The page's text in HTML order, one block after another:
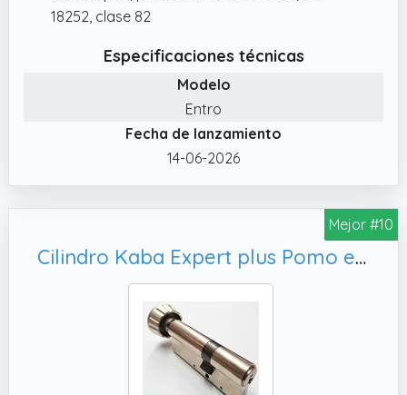
18252, clase 82
Especificaciones técnicas
Modelo
Entro
Fecha de lanzamiento
14-06-2026
Mejor #10
Cilindro Kaba Expert plus Pomo extreme protection VDSBZ (Níquel, 30X30)